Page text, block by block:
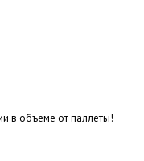
в объеме от паллеты!